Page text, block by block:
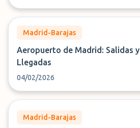
Madrid-Barajas
Aeropuerto de Madrid: Salidas y
Llegadas
04/02/2026
Madrid-Barajas